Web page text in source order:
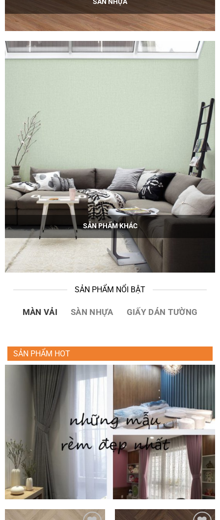
SẢN PHẨM KHÁC
SẢN PHẨM NỔI BẬT
MÀN VẢI SÀN NHỰA GIẤY DÁN TƯỜNG
SẢN PHẨM HOT